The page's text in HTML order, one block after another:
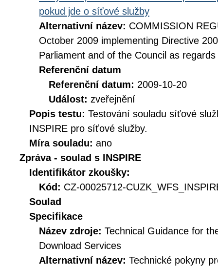
pokud jde o síťové služby
Alternativní název: COMMISSION
October 2009 implementing Directive
Parliament and of the Council as
Referenční datum
Referenční datum: 2009-10-20
Událost: zveřejnění
Popis testu: Testování souladu síťové
INSPIRE pro síťové služby.
Míra souladu: ano
Zpráva - soulad s INSPIRE
Identifikátor zkoušky:
Kód: CZ-00025712-
Soulad
Specifikace
Název zdroje: Technical Guidance for
Download Services
Alternativní název: Technické pokyny